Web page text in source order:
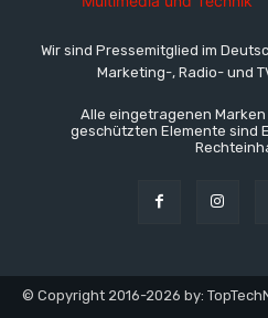
Wir sind Pressemitglied im
Marketing-, Radio- und
Alle eingetragenen
geschützten Elemente sind
© Copyright 2016-2026 by: